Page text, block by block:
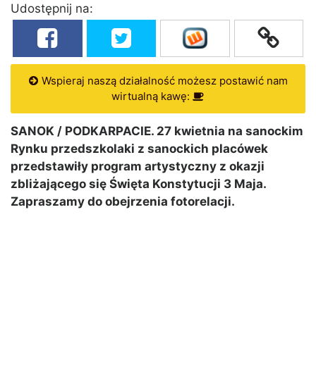
Udostępnij na:
Wspieraj naszą działalność możesz postawić nam
wirtualną kawę:
SANOK / PODKARPACIE. 27 kwietnia na sanockim
Rynku przedszkolaki z sanockich placówek
przedstawiły program artystyczny z okazji
zbliżającego się Święta Konstytucji 3 Maja.
Zapraszamy do obejrzenia fotorelacji.